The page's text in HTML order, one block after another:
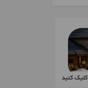
کلیک کنید